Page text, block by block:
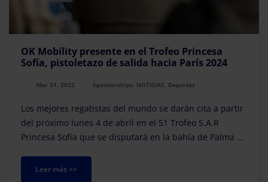
OK Mobility presente en el Trofeo Princesa
Sofía, pistoletazo de salida hacia París 2024
Mar 31, 2022 Sponsorships, NOTICIAS, Deportes
Los mejores regatistas del mundo se darán cita a partir
del próximo lunes 4 de abril en el 51 Trofeo S.A.R
Princesa Sofía que se disputará en la bahía de Palma y
Leer más >>